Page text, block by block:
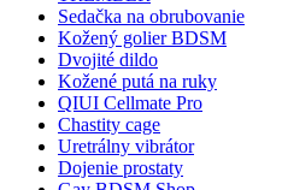
Sedačka na obrubovanie
Kožený golier BDSM
Dvojité dildo
Kožené putá na ruky
QIUI Cellmate Pro
Chastity cage
Uretrálny vibrátor
Dojenie prostaty